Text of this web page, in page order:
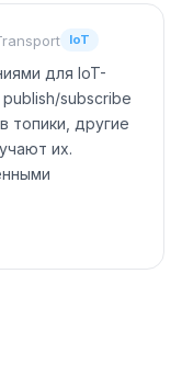
IoT
для IoT-
subscribe
топики, другие
их.